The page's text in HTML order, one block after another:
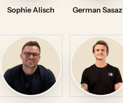
Sophie Alisch German